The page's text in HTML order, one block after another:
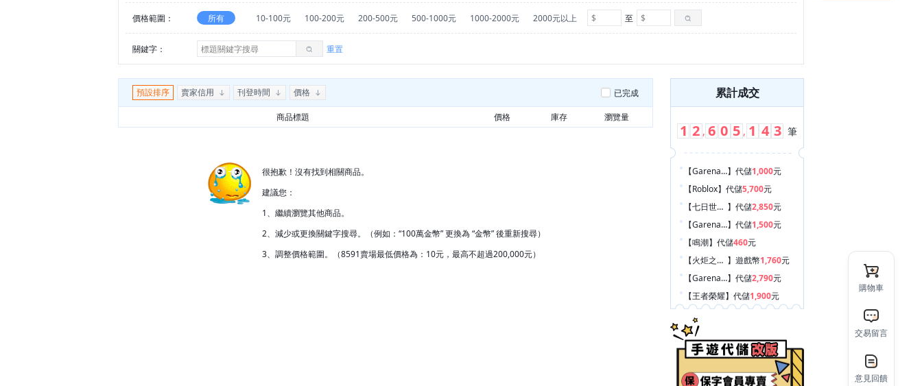
價格範圍： 所有 10-100元 100-200元 200-500元 500-1000元 1000-2000元 2000元以上 至
關鍵字： 重置
預設排序 賣家信用 刊登時間 價格 已完成
商品標題 價格 庫存 瀏覽量
很抱歉！沒有找到相關商品。
建議您：
1、繼續瀏覽其他商品。
2、減少或更換關鍵字搜尋。（例如：“100萬金幣” 更換為 “金幣” 後重新搜尋）
3、調整價格範圍。（8591賣場最低價格為：10元，最高不超過200,000元）
累計成交
1 2 , 6 0 5 , 1 4 3 筆
【Garena 傳說對決 】代儲1,000元
【Roblox】代儲5,700元
【七日世界 Once Human 】代儲2,850
【Garena 傳說對決 】 代儲1,500元
【鳴潮】代儲 460元
【火炬之光：無限 】遊戲幣
【Garena 決勝時刻 Mobile 】 代儲2,790元
【王者榮耀】 代儲1,900元
【Spotify】禮包260元
【其他手遊
【Garena 決勝時刻 Mobile】代儲2,790元
【Last War:Survival Game 】代儲880元
購物車
交易留言
意見回饋